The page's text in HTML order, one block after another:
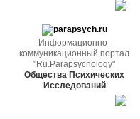
Информационно-
коммуникационный портал
"Ru.Parapsychology"
Общества Психических
Исследований